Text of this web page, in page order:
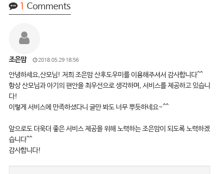
1 Comments
조은맘 2018.05.29 18:56
안녕하세요,산모님! 저희 조은맘 산후도우미를 이용해주셔서 감사합니다^^
항상 산모님과 아기의 편안을 최우선으로 생각하며, 서비스를 제공하고 있습니
다!
이렇게 서비스에 만족하셨다니 글만 봐도 너무 뿌듯하네요~^^
앞으로도 더욱더 좋은 서비스 제공을 위해 노력하는 조은맘이 되도록 노력하겠
습니다^^
감사합니다!